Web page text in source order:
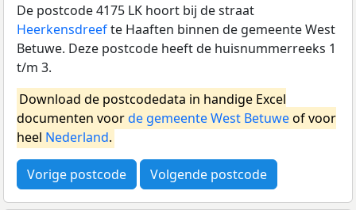
De postcode 4175 LK hoort bij de straat
Heerkensdreefte Haaften binnen de gemeente West
Betuwe. Deze postcode heeft de huisnummerreeks 1
t/m 3.
Download de postcodedata in handige Excel
documenten voorde gemeente West Betuweof voor
heel Nederland.
Vorige postcode Volgende postcode